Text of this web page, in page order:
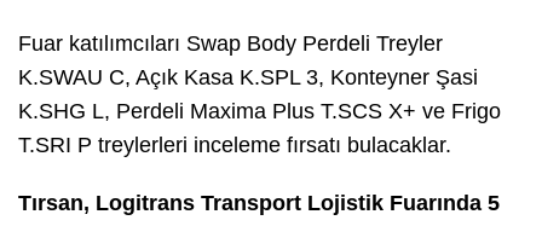
Fuar katılımcıları Swap Body Perdeli Treyler
K.SWAU C, Açık Kasa K.SPL 3, Konteyner Şasi
K.SHG L, Perdeli Maxima Plus T.SCS X+ ve Frigo
T.SRI P treylerleri inceleme fırsatı bulacaklar.
Tırsan, Logitrans Transport Lojistik Fuarında 5